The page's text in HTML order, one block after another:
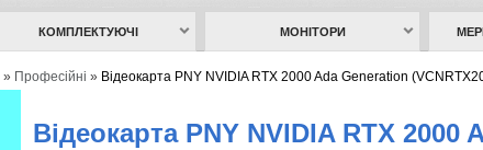
КОМПЛЕКТУЮЧІ МОНІТОРИ
» Професійні » Відеокарта PNY NVIDIA RTX 2000 Ada Generation
Відеокарта PNY NVIDIA RTX 2000